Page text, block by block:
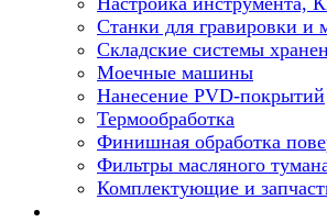
Станки для гравировки и
Складские системы
Моечные машины
Нанесение PVD-покрытий
Термообработка
Финишная обработка
Фильтры масляного
Комплектующие и